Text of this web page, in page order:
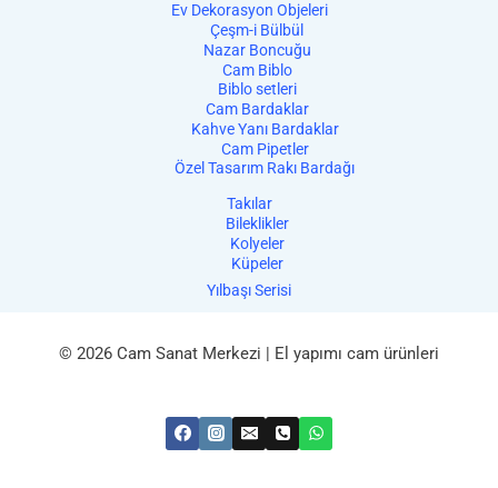
Ev Dekorasyon Objeleri
Çeşm-i Bülbül
Nazar Boncuğu
Cam Biblo
Biblo setleri
Cam Bardaklar
Kahve Yanı Bardaklar
Cam Pipetler
Özel Tasarım Rakı Bardağı
Takılar
Bileklikler
Kolyeler
Küpeler
Yılbaşı Serisi
© 2026 Cam Sanat Merkezi | El yapımı cam ürünleri